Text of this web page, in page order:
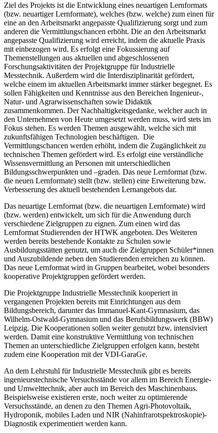
Ziel des Projekts ist die Entwicklung eines neuartigen Lernformats
(bzw. neuartiger Lernformate), welches (bzw. welche) zum einen für
eine an den Arbeitsmarkt angepasste Qualifizierung sorgt und zum
anderen die Vermittlungschancen erhöht. Die an den Arbeitsmarkt
angepasste Qualifizierung wird erreicht, indem die aktuelle Praxis
mit einbezogen wird. Es erfolgt eine Fokussierung auf
Themenstellungen aus aktuellen und abgeschlossenen
Forschungsaktivitäten der Projektgruppe für Industrielle
Messtechnik. Außerdem wird die Interdisziplinarität gefördert,
welche einem im aktuellen Arbeitsmarkt immer stärker begegnet. Es
sollen Fähigkeiten und Kenntnisse aus den Bereichen Ingenieur-,
Natur- und Agrarwissenschaften sowie Didaktik
zusammenkommen. Der Nachhaltigkeitsgedanke, welcher auch in
den Unternehmen von Heute umgesetzt werden muss, wird stets im
Fokus stehen. Es werden Themen ausgewählt, welche sich mit
zukunftsfähigen Technologien beschäftigen. Die
Vermittlungschancen werden erhöht, indem die Zugänglichkeit zu
technischen Themen gefördert wird. Es erfolgt eine verständliche
Wissensvermittlung an Personen mit unterschiedlichen
Bildungsschwerpunkten und –graden. Das neue Lernformat (bzw.
die neuen Lernformate) stellt (bzw. stellen) eine Erweiterung bzw.
Verbesserung des aktuell bestehenden Lernangebots dar.
Das neuartige Lernformat (bzw. die neuartigen Lernformate) wird
(bzw. werden) entwickelt, um sich für die Anwendung durch
verschiedene Zielgruppen zu eignen. Zum einen wird das
Lernformat Studierenden der HTWK angeboten. Des Weiteren
werden bereits bestehende Kontakte zu Schulen sowie
Ausbildungsstätten genutzt, um auch die Zielgruppen Schüler*innen
und Auszubildende neben den Studierenden erreichen zu können.
Das neue Lernformat wird in Gruppen bearbeitet, wobei besonders
kooperative Projektgruppen gefördert werden.
Die Projektgruppe Industrielle Messtechnik kooperiert in
vergangenen Projekten bereits mit Einrichtungen aus dem
Bildungsbereich, darunter das Immanuel-Kant-Gymnasium, das
Wilhelm-Ostwald-Gymnasium und das Berufsbildungswerk (BBW)
Leipzig. Die Kooperationen sollen weiter genutzt bzw. intensiviert
werden. Damit eine konstruktive Vermittlung von technischen
Themen an unterschiedliche Zielgruppen erfolgen kann, besteht
zudem eine Kooperation mit der VDI-GaraGe.
An dem Lehrstuhl für Industrielle Messtechnik gibt es bereits
ingenieurstechnische Versuchsstände vor allem im Bereich Energie-
und Umwelttechnik, aber auch im Bereich des Maschinenbaus.
Beispielsweise existieren erste, noch weiter zu optimierende
Versuchsstände, an denen zu den Themen Agri-Photovoltaik,
Hydroponik, mobiles Laden und NIR (Nahinfrarotspektroskopie)-
Diagnostik experimentiert werden kann.